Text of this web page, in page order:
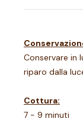
Conservare in
riparo dalla
Cottura:
7 - 9 minuti